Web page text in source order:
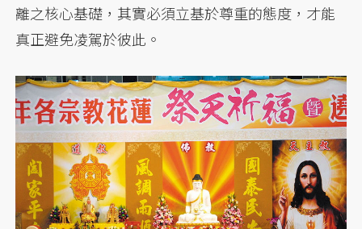
離之核心基礎，其實必須立基於尊重的態度，才能
真正避免凌駕於彼此。